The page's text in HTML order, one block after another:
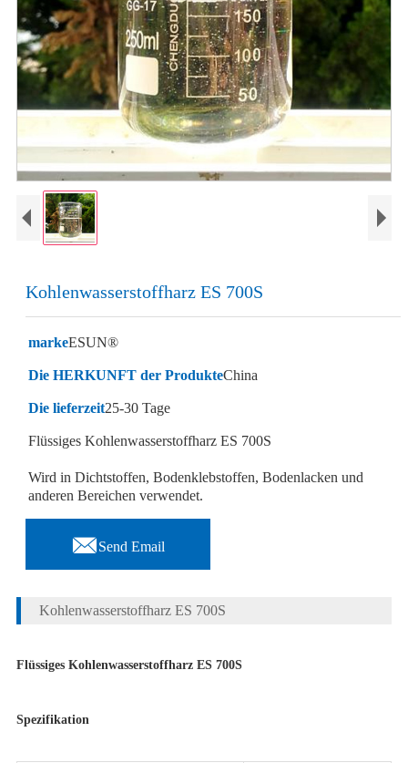
Kohlenwasserstoffharz ES 700S
markeESUN®
Die HERKUNFT der ProdukteChina
Die lieferzeit25-30 Tage
Flüssiges Kohlenwasserstoffharz ES 700S
Wird in Dichtstoffen, Bodenklebstoffen, Bodenlacken und
anderen Bereichen verwendet.
Send Email
Kohlenwasserstoffharz ES 700S
Flüssiges Kohlenwasserstoffharz ES 700S
Spezifikation